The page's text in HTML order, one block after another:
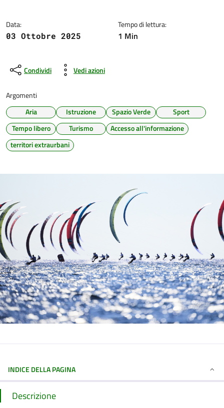
Data:
03 Ottobre 2025
Tempo di lettura:
1 Min
Condividi Vedi azioni
Argomenti
Aria
Istruzione Spazio Verde
Sport
Tempo libero
Turismo
Accesso all'informazione
territori extraurbani
INDICE DELLA PAGINA
Descrizione